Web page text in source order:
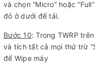
và chọn “Micro” hoặc
đỏ ở dưới để tải.
Bước 10: Trong TWRP
và tích tất cả mọi thứ trừ
để Wipe máy